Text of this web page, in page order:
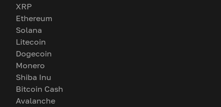
XRP
Ethereum
Solana
Litecoin
Dogecoin
Monero
Shiba Inu
Bitcoin Cash
Avalanche